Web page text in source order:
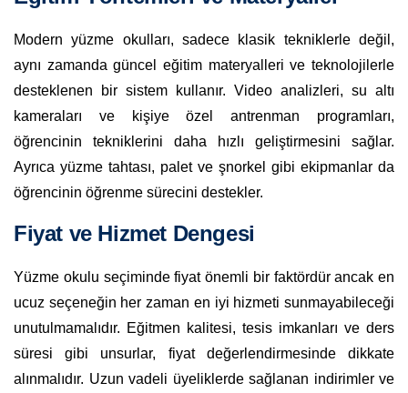
Modern yüzme okulları, sadece klasik tekniklerle değil,
aynı zamanda güncel eğitim materyalleri ve teknolojilerle
desteklenen bir sistem kullanır. Video analizleri, su altı
kameraları ve kişiye özel antrenman programları,
öğrencinin tekniklerini daha hızlı geliştirmesini sağlar.
Ayrıca yüzme tahtası, palet ve şnorkel gibi ekipmanlar da
öğrencinin öğrenme sürecini destekler.
Fiyat ve Hizmet Dengesi
Yüzme okulu seçiminde fiyat önemli bir faktördür ancak en
ucuz seçeneğin her zaman en iyi hizmeti sunmayabileceği
unutulmamalıdır. Eğitmen kalitesi, tesis imkanları ve ders
süresi gibi unsurlar, fiyat değerlendirmesinde dikkate
alınmalıdır. Uzun vadeli üyeliklerde sağlanan indirimler ve